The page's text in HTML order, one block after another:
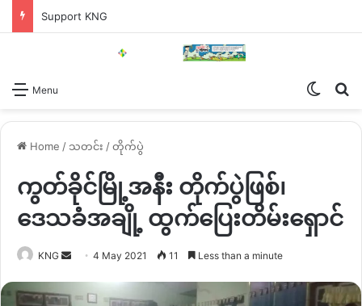
Support KNG
Menu
Home / သတင်း /တိုက်ပွဲ
ကွတ်ခိုင်မြို့အနီး တိုက်ပွဲဖြစ်၊
ဒေသခံအချို့ ထွက်ပြေးတိမ်းရှောင်
KNG
Send
email
4 May 2021 11 Less than a minute